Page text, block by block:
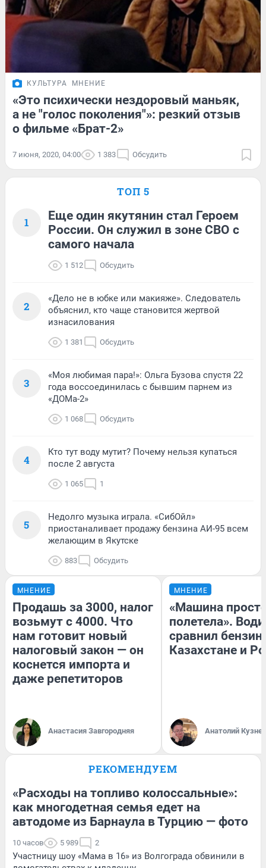
КУЛЬТУРА МНЕНИЕ
«Это психически нездоровый маньяк,
а не "голос поколения"»: резкий отзыв
о фильме «Брат-2»
7 июня, 2020, 04:00 1 383 Обсудить
ТОП 5
1
Еще один якутянин стал Героем
России. Он служил в зоне СВО с
самого начала
1 512 Обсудить
2
«Дело не в юбке или макияже». Следователь
объяснил, кто чаще становится жертвой
изнасилования
1 381 Обсудить
3
«Моя любимая пара!»: Ольга Бузова спустя 22
года воссоединилась с бывшим парнем из
«ДОМа-2»
1 068 Обсудить
4
Кто тут воду мутит? Почему нельзя купаться
после 2 августа
1 065 1
5
Недолго музыка играла. «СибОйл»
приостаналивает продажу бензина АИ-95 всем
желающим в Якутске
883 Обсудить
МНЕНИЕ
Продашь за 3000, налог
возьмут с 4000. Что
нам готовит новый
налоговый закон — он
коснется импорта и
даже репетиторов
Анастасия Завгородняя
МНЕНИЕ
«Машина
полетела».
сравнил бензин
Казахстане и
Анатолий
РЕКОМЕНДУЕМ
«Расходы на топливо колоссальные»:
как многодетная семья едет на
автодоме из Барнаула в Турцию — фото
10 часов 5 989 2
Участницу шоу «Мама в 16» из Волгограда обвинили в